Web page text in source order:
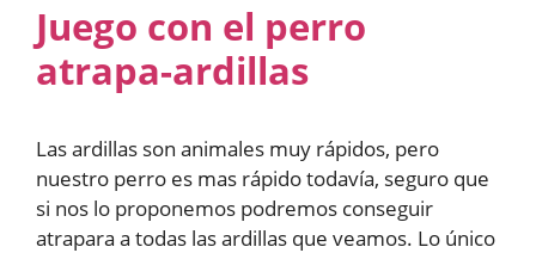
Juego con el perro
atrapa-ardillas
Las ardillas son animales muy rápidos, pero
nuestro perro es mas rápido todavía, seguro que
si nos lo proponemos podremos conseguir
atrapara a todas las ardillas que veamos. Lo único